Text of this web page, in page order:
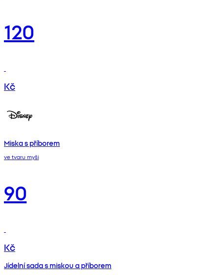
120
Kč
Miska s příborem
ve tvaru myši
90
Kč
Jídelní sada s miskou a příborem